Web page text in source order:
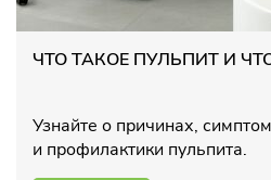
ЧТО ТАКОЕ ПУЛЬПИТ И
Узнайте о причинах,
и профилактики пульпита.